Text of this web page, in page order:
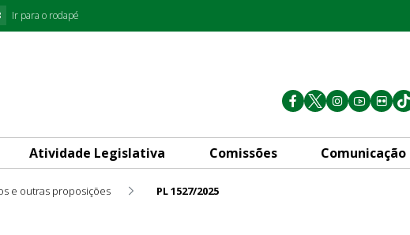
Ir para o rodapé
Atividade Legislativa Comissões Comunicação
e outras proposições PL 1527/2025